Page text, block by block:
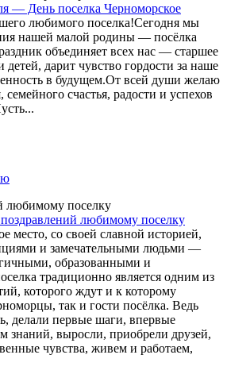
— День поселка Черноморское
любимого поселка!Сегодня мы
нашей малой родины — посёлка
объединяет всех нас — старшее
дарит чувство гордости за наше
в будущем.От всей души желаю
семейного счастья, радости и успехов
любимому поселку
место, со своей славной историей,
и замечательными людьми —
образованными и
традиционно является одним из
которого ждут и к которому
так и гости посёлка. Ведь
делали первые шаги, впервые
знаний, выросли, приобрели друзей,
чувства, живем и работаем,